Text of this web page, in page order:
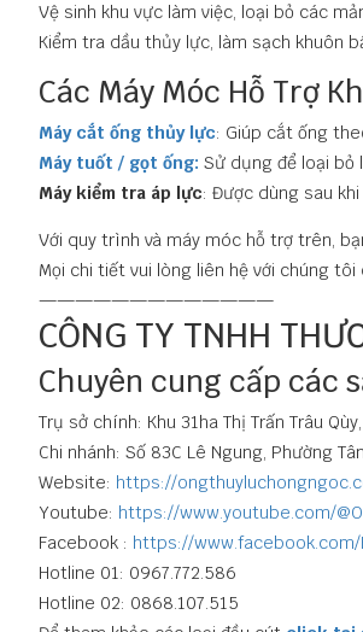
Vệ sinh khu vực làm việc, loại bỏ các
Kiểm tra dầu thủy lực, làm sạch khuôn
Các Máy Móc Hỗ Trợ
Máy cắt ống thủy lực: Giúp cắt ống
Máy tuốt / gọt ống: Sử dụng để loại bỏ
Máy kiểm tra áp lực: Được dùng sau
Với quy trình và máy móc hỗ trợ trên,
Mọi chi tiết vui lòng liên hệ với chúng tôi
—————————————
CÔNG TY TNHH
Chuyên cung cấp các
Trụ sở chính: Khu 31ha Thị Trấn Trâu
Chi nhánh: Số 83C Lê Ngung, Phường
Website: https://
Youtube: https://www.youtube.com/
Facebook : https://www.facebook.com/
Hotline 01: 0967.772.586
Hotline 02: 0868.107.515